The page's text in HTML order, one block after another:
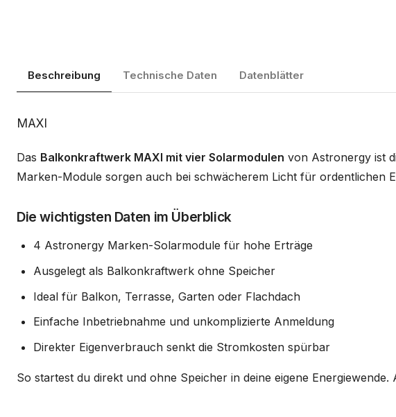
Beschreibung Technische Daten Datenblätter
Beschreibung
MAXI
Das Balkonkraftwerk MAXI mit vier Solarmodulen von Astronergy ist
Marken-Module sorgen auch bei schwächerem Licht für ordentlichen
Die wichtigsten Daten im Überblick
4 Astronergy Marken-Solarmodule für hohe Erträge
Ausgelegt als Balkonkraftwerk ohne Speicher
Ideal für Balkon, Terrasse, Garten oder Flachdach
Einfache Inbetriebnahme und unkomplizierte Anmeldung
Direkter Eigenverbrauch senkt die Stromkosten spürbar
So startest du direkt und ohne Speicher in deine eigene